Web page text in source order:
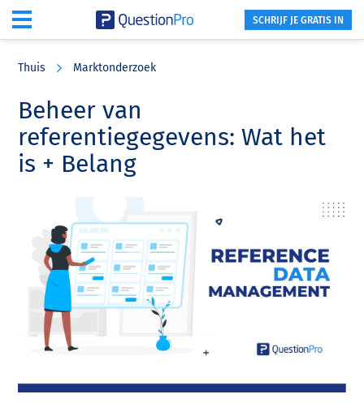
content
sidebar
SCHRIJF JE GRATIS IN
Thuis Marktonderzoek
Beheer van
referentiegegevens: Wat het
is + Belang